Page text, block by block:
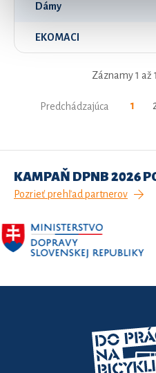
Dámy
EKOMACI
Záznamy 1 až
Predchádzajúca 1
KAMPAŇ DPNB 2026
Pozrieť prehľad partnerov